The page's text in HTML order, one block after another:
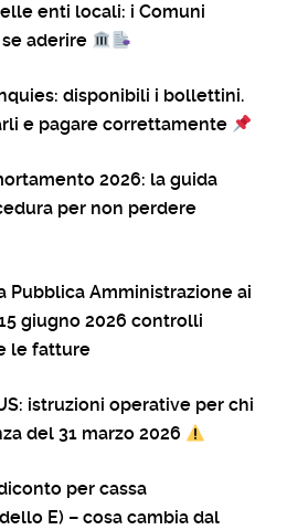
enti locali: i Comuni
aderire
disponibili i bollettini.
e pagare correttamente
2026: la guida
per non perdere
Pubblica Amministrazione ai
giugno 2026 controlli
le fatture
istruzioni operative per chi
del 31 marzo 2026
per cassa
E) – cosa cambia dal